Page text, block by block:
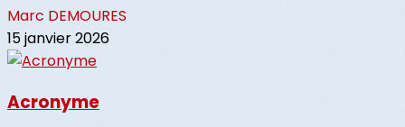
Marc DEMOURES
15 janvier 2026
Acronyme